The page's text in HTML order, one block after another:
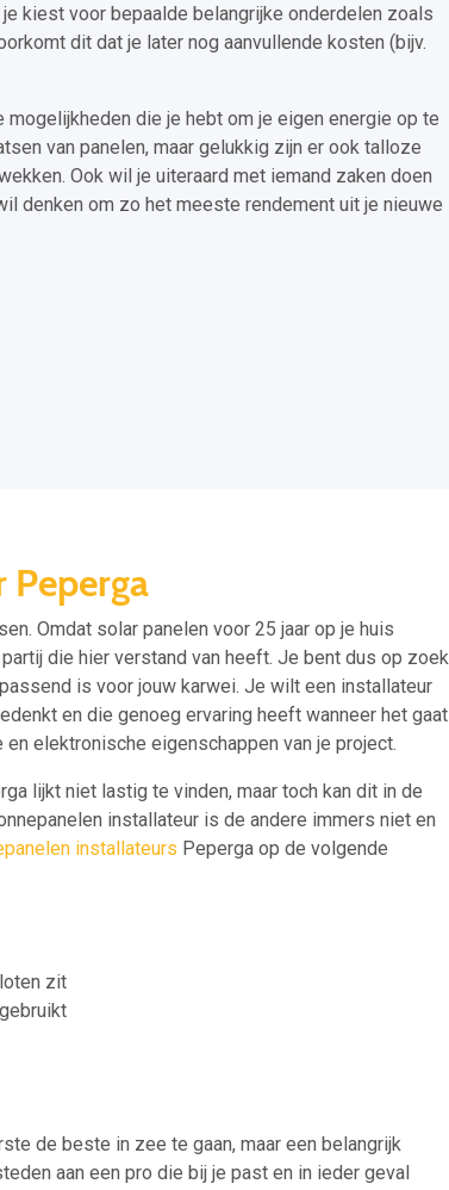
kiest voor bepaalde belangrijke onderdelen zoals
dit dat je later nog aanvullende kosten (bijv.
die je hebt om je eigen energie op te
van panelen, maar gelukkig zijn er ook talloze
Ook wil je uiteraard met iemand zaken doen
denken om zo het meeste rendement uit je nieuwe
Omdat solar panelen voor 25 jaar op je huis
die hier verstand van heeft. Je bent dus op zoek
is voor jouw karwei. Je wilt een installateur
en die genoeg ervaring heeft wanneer het gaat
elektronische eigenschappen van je project.
lijkt niet lastig te vinden, maar toch kan dit in de
installateur is de andere immers niet en
installateurs Peperga op de volgende
zit
de beste in zee te gaan, maar een belangrijk
aan een pro die bij je past en in ieder geval